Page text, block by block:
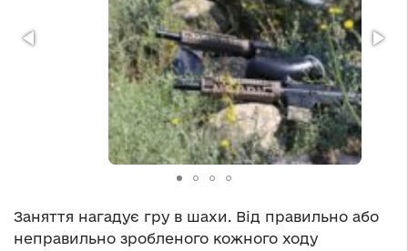
Заняття нагадує гру в шахи. Від правильно або
неправильно зробленого кожного ходу